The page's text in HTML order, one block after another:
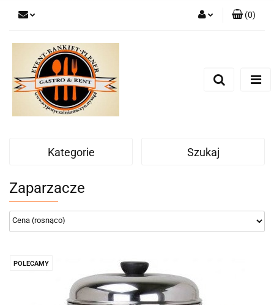
(0)
Kategorie Szukaj
Zaparzacze
POLECAMY